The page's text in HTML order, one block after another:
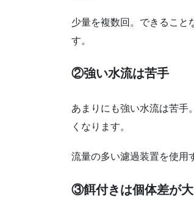
少量を複数回。できること
す。
②強い水流は苦手
あまりにも強い水流は苦手
くなります。
流量の多い濾過装置を使用
③餌付きは個体差が